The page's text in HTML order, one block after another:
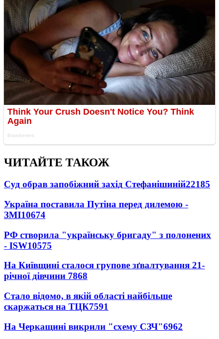
ЧИТАЙТЕ ТАКОЖ
Суд обрав запобіжний захід Стефанішиній22185
Україна поставила Путіна перед дилемою -
ЗМІ10674
РФ створила "українську бригаду" з полонених
- ISW10575
На Київщині сталося групове зґвалтування 21-
річної дівчини 7868
Стало відомо, в якій області найбільше
скаржаться на ТЦК7591
На Черкащині викрили "схему СЗЧ"6962